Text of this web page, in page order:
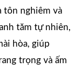
tôn nghiêm và
tăm tự nhiên,
hòa, giúp
trọng và ấm